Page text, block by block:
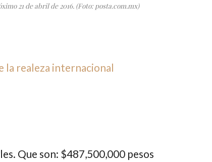
21 de abril de 2016. (Foto: posta.com.mx)
la realeza internacional
Que son: $487,500,000 pesos